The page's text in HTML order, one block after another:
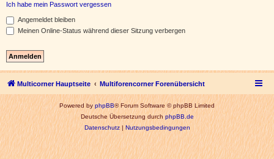
Ich habe mein Passwort vergessen
Angemeldet bleiben
Meinen Online-Status während dieser Sitzung verbergen
Multicorner Hauptseite Multiforencorner Forenübersicht
Powered byphpBB® Forum Software © phpBB Limited
Deutsche Übersetzung durchphpBB.de
Datenschutz|Nutzungsbedingungen